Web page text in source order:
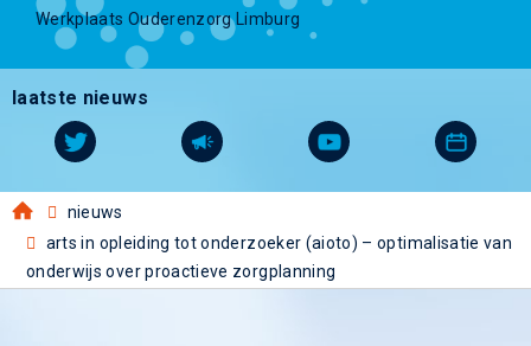
Werkplaats Ouderenzorg Limburg
laatste nieuws
nieuws
arts in opleiding tot onderzoeker (aioto) – optimalisatie van
onderwijs over proactieve zorgplanning